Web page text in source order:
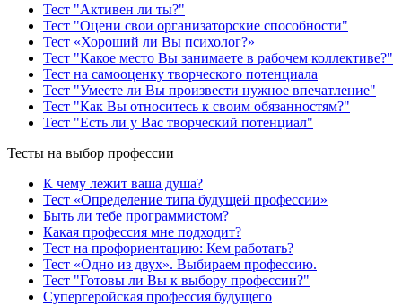
Тест "Активен ли ты?"
Тест "Оцени свои организаторские способности"
Тест «Хороший ли Вы психолог?»
Тест "Какое место Вы занимаете в рабочем коллективе?"
Тест на самооценку творческого потенциала
Тест "Умеете ли Вы произвести нужное впечатление"
Тест "Как Вы относитесь к своим обязанностям?"
Тест "Есть ли у Вас творческий потенциал"
Тесты на выбор профессии
К чему лежит ваша душа?
Тест «Определение типа будущей профессии»
Быть ли тебе программистом?
Какая профессия мне подходит?
Тест на профориентацию: Кем работать?
Тест «Одно из двух». Выбираем профессию.
Тест "Готовы ли Вы к выбору профессии?"
Супергеройская профессия будущего